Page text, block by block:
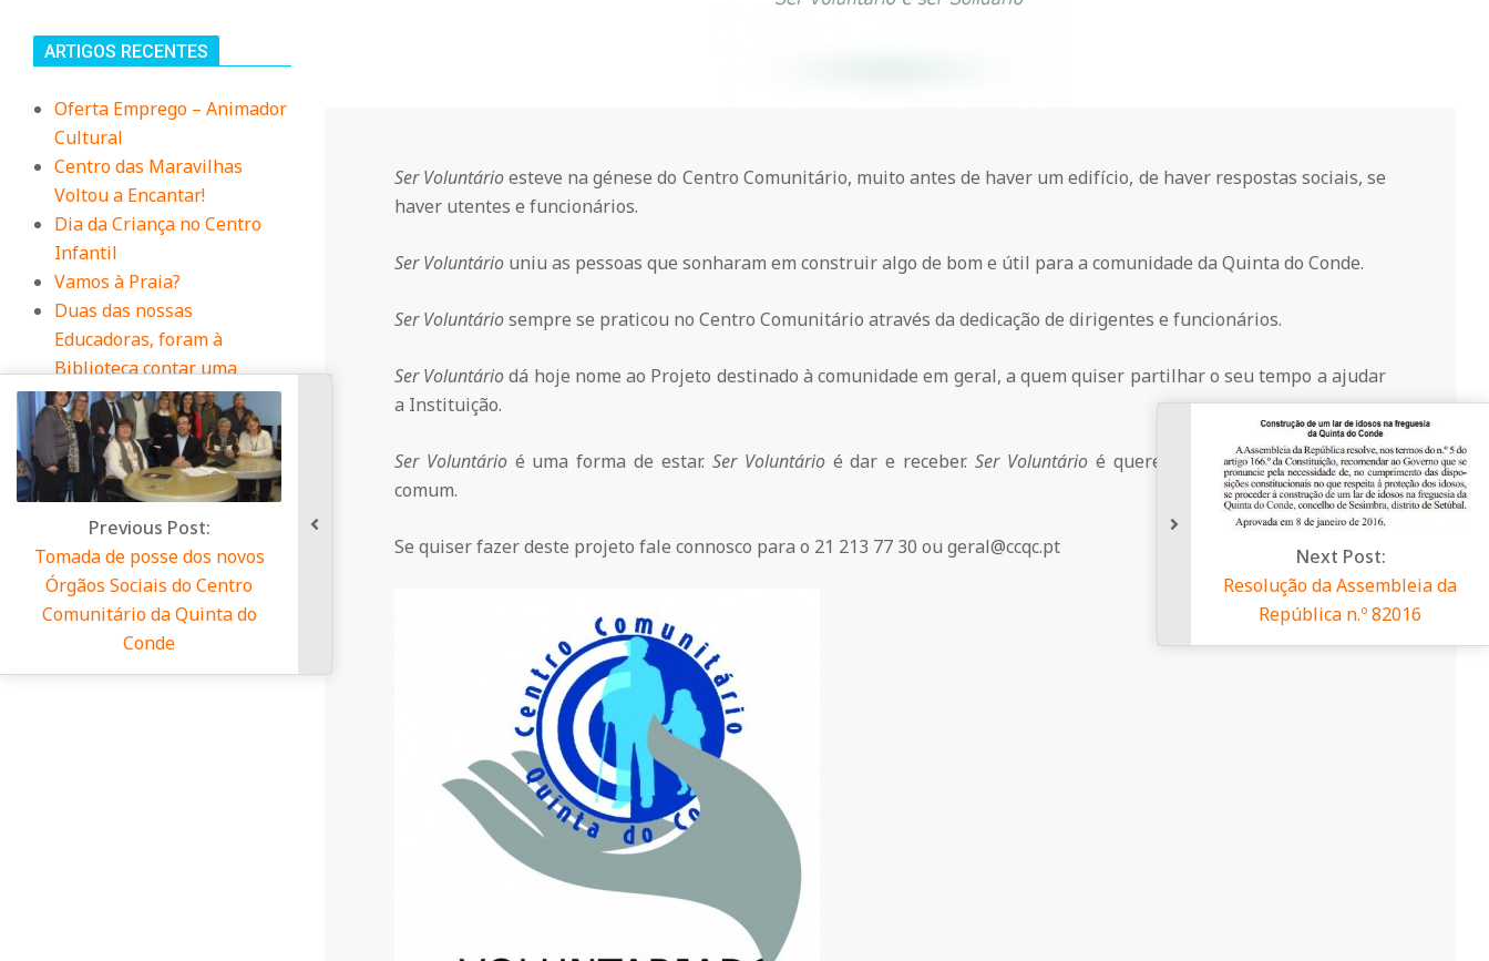
i
t
á
r
i
o
d
a
Q
u
Ser Voluntárioesteve na génese do Centro Comunitário, muito antes de haver um edifício, de haver respostas sociais, se
haver utentes e funcionários.
Ser Voluntáriouniu as pessoas que sonharam em construir algo de bom e útil para a comunidade da Quinta do Conde.
Ser Voluntáriosempre se praticou no Centro Comunitário através da dedicação de dirigentes e funcionários.
Ser Voluntáriodá hoje nome ao Projeto destinado à comunidade em geral, a quem quiser partilhar o seu tempo a ajudar
a Instituição.
Ser Voluntárioé uma forma de estar. Ser Voluntárioé dar e receber.Ser Voluntárioé querer contribuir para um bem
comum.
Se quiser fazer deste projeto fale connosco para o 21 213 77 30 ou geral@ccqc.pt
ARTIGOS RECENTES
Oferta Emprego – Animador
Cultural
Centro das Maravilhas
Voltou a Encantar!
Dia da Criança no Centro
Infantil
Vamos à Praia?
Duas das nossas
Educadoras, foram à
Biblioteca contar uma
história
dos novos
do Centro
Quinta do
Resolução da